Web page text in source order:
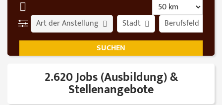
Stadt
Art der Anstellung Berufsfeld
2.620 Jobs (Ausbildung) &
Stellenangebote